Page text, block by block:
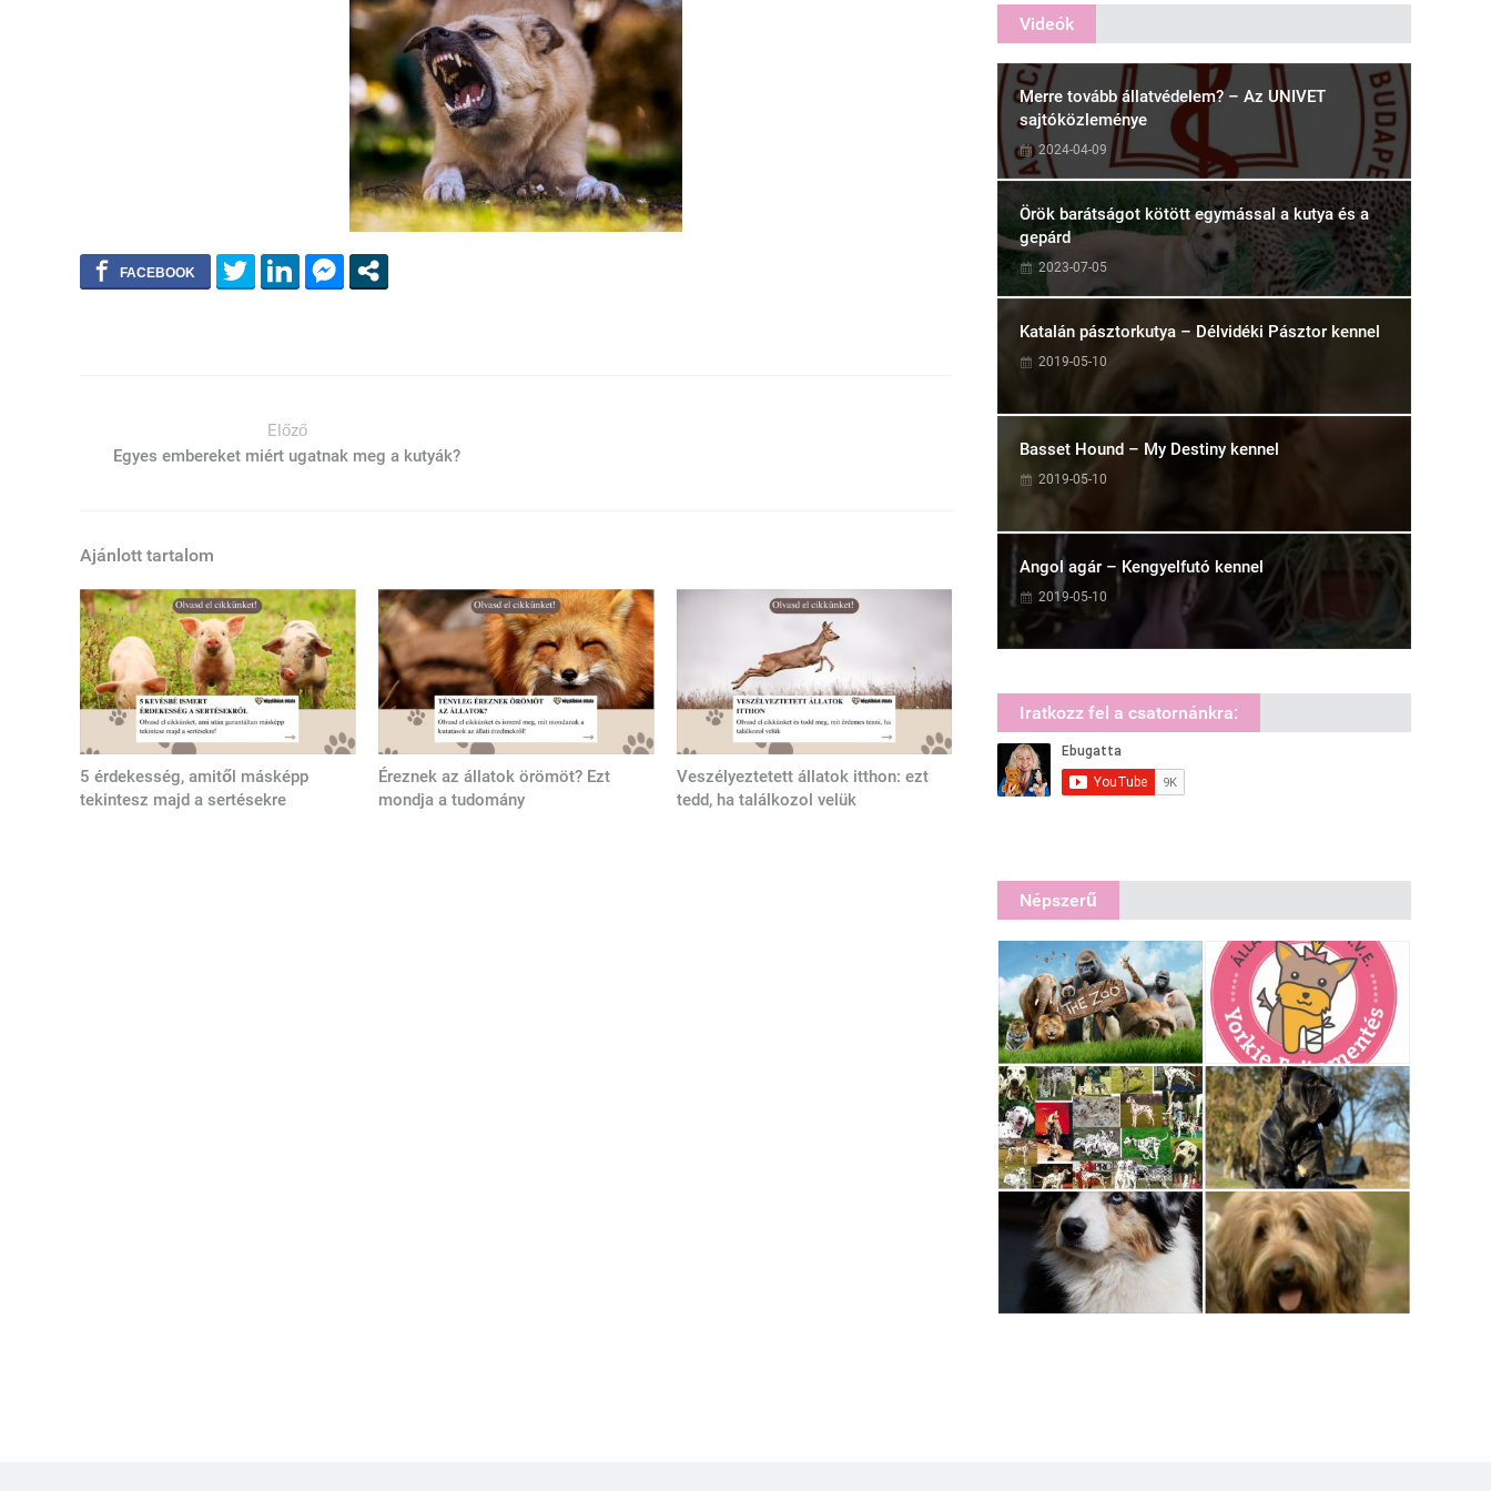
Előző
Egyes embereket miért ugatnak meg a kutyák?
Ajánlott tartalom
5 érdekesség, amitől másképp
tekintesz majd a sertésekre
Éreznek az állatok örömöt? Ezt
mondja a tudomány
Veszélyeztetett állatok itthon: ezt
tedd, ha találkozol velük
Videók
Merre tovább állatvédelem? – Az UNIVET
sajtóközleménye
2024-04-09
Örök barátságot kötött egymással a kutya és a
gepárd
2023-07-05
Katalán pásztorkutya – Délvidéki Pásztor kennel
2019-05-10
Basset Hound – My Destiny kennel
2019-05-10
Angol agár – Kengyelfutó kennel
2019-05-10
Iratkozz fel a csatornánkra:
Népszerű